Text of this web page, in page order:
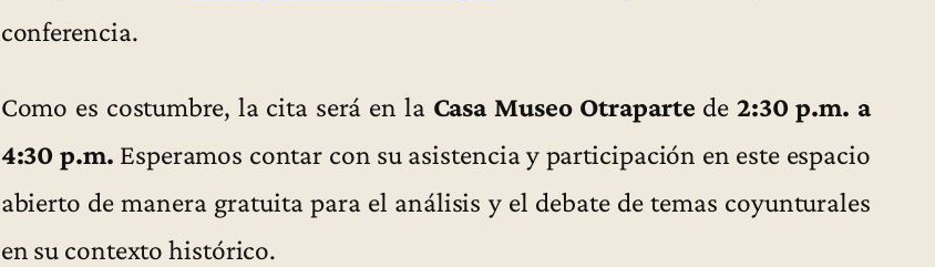
conferencia.
Como es costumbre, la cita será en la Casa Museo Otraparte de2:30 p.m. a
4:30 p.m. Esperamos contar con su asistencia y participación en este espacio
abierto de manera gratuita para el análisis y el debate de temas coyunturales
en su contexto histórico.